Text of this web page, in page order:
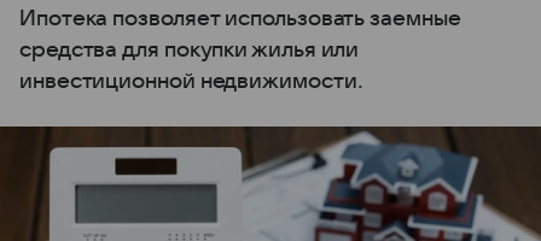
Ипотека позволяет использовать заемные
средства для покупки жилья или
инвестиционной недвижимости.